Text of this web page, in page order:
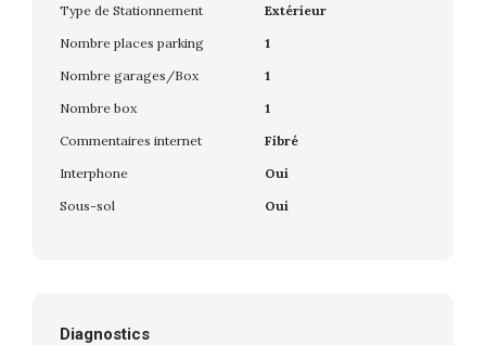
Type de Stationnement
Extérieur
Nombre places parking
1
Nombre garages/Box
1
Nombre box
1
Commentaires internet
Fibré
Interphone
Oui
Sous-sol
Oui
Diagnostics